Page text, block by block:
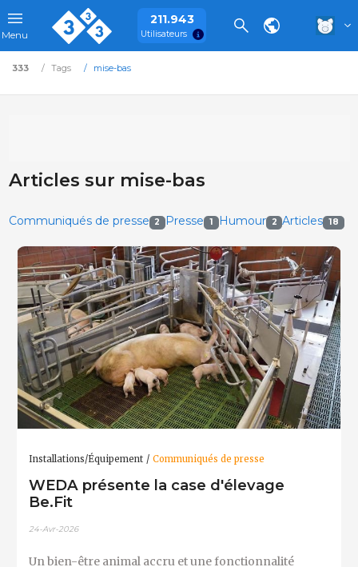
Menu
211.943
Utilisateurs
333 Tags mise-bas
Articles sur mise-bas
Communiqués de presse 2 Presse 1 Humour 2 Articles 18
Installations/Équipement Communiqués de presse
WEDA présente la case d'élevage
Be.Fit
24-Avr-2026
Un bien-être animal accru et une fonctionnalité